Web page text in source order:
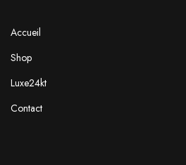
Accueil
Shop
Luxe24kt
Contact